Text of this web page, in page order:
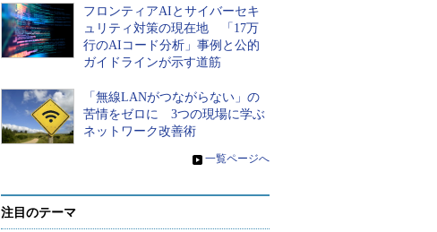
フロンティアAIとサイバーセキ
ュリティ対策の現在地 「17万
行のAIコード分析」事例と公的
ガイドラインが示す道筋
「無線LANがつながらない」の
苦情をゼロに 3つの現場に学ぶ
ネットワーク改善術
» 一覧ページへ
注目のテーマ